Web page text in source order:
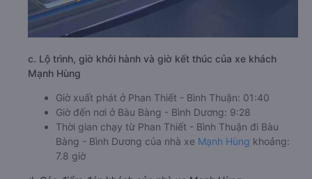
c. Lộ trình, giờ khởi hành và giờ kết thúc của xe khách
Mạnh Hùng
Giờ xuất phát ở Phan Thiết - Bình Thuận: 01:40
Giờ đến nơi ở Bàu Bàng - Bình Dương: 9:28
Thời gian chạy từ Phan Thiết - Bình Thuận đi Bàu
Bàng - Bình Dương của nhà xe Mạnh Hùng khoảng:
7.8 giờ